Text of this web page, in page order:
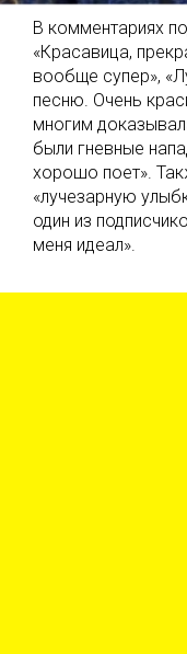
В комментариях
«Красавица,
вообще супер»,
песню. Очень
многим
были гневные
хорошо поет».
«лучезарную
один из
меня идеал».